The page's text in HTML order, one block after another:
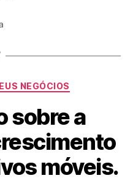
NEGÓCIOS
sobre a
móveis.